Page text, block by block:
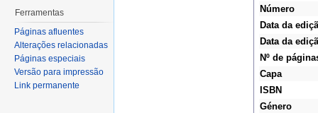
Número
Data da
Data da
Nº de
Capa
ISBN
Género
Ferramentas
Páginas afluentes
Alterações relacionadas
Páginas especiais
Versão para impressão
Link permanente